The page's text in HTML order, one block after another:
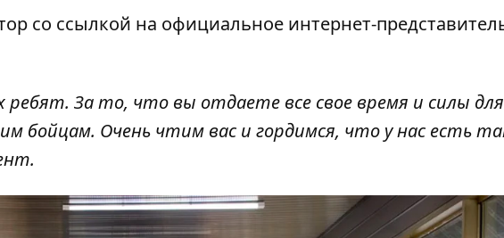
со ссылкой на официальное интернет-
ребят. За то, что вы отдаете все свое время и силы для
бойцам. Очень чтим вас и гордимся, что у нас есть